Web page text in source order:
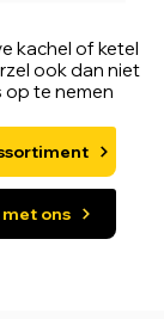
kachel of ketel
ook dan niet
op te nemen
ons